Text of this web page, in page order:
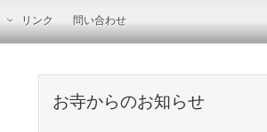
リンク 問い合わせ
お寺からのお知らせ